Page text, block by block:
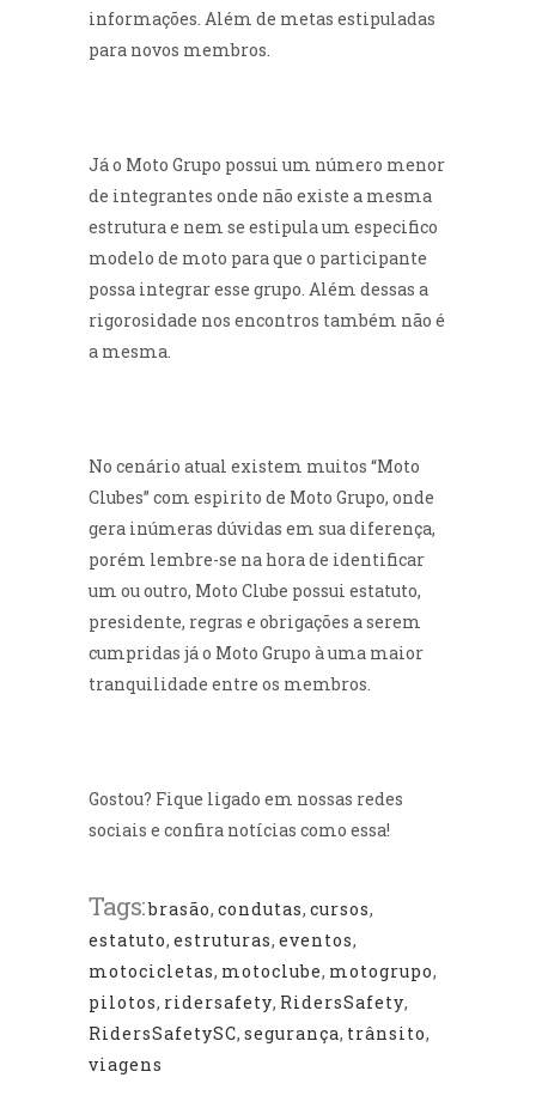
informações. Além de metas estipuladas
para novos membros.
Já o Moto Grupo possui um número menor
de integrantes onde não existe a mesma
estrutura e nem se estipula um especifico
modelo de moto para que o participante
possa integrar esse grupo. Além dessas a
rigorosidade nos encontros também não é
a mesma.
No cenário atual existem muitos “Moto
Clubes” com espirito de Moto Grupo, onde
gera inúmeras dúvidas em sua diferença,
porém lembre-se na hora de identificar
um ou outro, Moto Clube possui estatuto,
presidente, regras e obrigações a serem
cumpridas já o Moto Grupo à uma maior
tranquilidade entre os membros.
Gostou? Fique ligado em nossas redes
sociais e confira notícias como essa!
Tags:brasão, condutas, cursos,
estatuto, estruturas, eventos,
motocicletas, motoclube, motogrupo,
pilotos, ridersafety, RidersSafety,
RidersSafetySC, segurança, trânsito,
viagens